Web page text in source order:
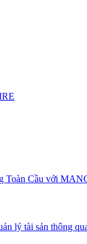
Toàn Cầu với
lý tài sản thông